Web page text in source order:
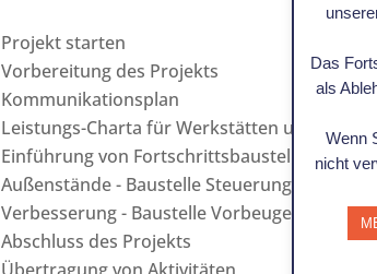
Projekt starten
Vorbereitung des Projekts
Kommunikationsplan
Leistungs-Charta für Werkstätten und
Einführung von Fortschrittsbaustellen : -
Außenstände - Baustelle
Verbesserung - Baustelle Vorbeugende
Abschluss des Projekts
Das
als
Wenn
nicht